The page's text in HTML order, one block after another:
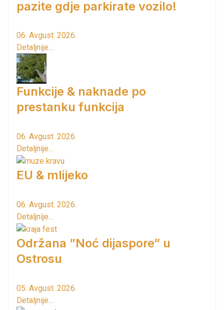
pazite gdje parkirate vozilo!
06. Avgust. 2026.
Detaljnije...
Funkcije & naknade po
prestanku funkcija
06. Avgust. 2026.
Detaljnije...
EU & mlijeko
06. Avgust. 2026.
Detaljnije...
Održana ”Noć dijaspore” u
Ostrosu
05. Avgust. 2026.
Detaljnije...